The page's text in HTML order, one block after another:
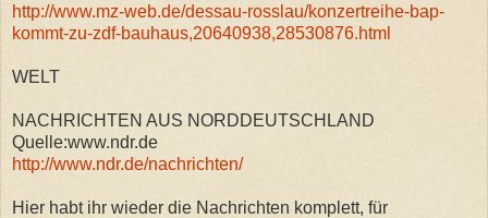
http://www.mz-web.de/dessau-rosslau/konzertreihe-bap-
kommt-zu-zdf-bauhaus,20640938,28530876.html
WELT
NACHRICHTEN AUS NORDDEUTSCHLAND
Quelle:www.ndr.de
http://www.ndr.de/nachrichten/
Hier habt ihr wieder die Nachrichten komplett, für